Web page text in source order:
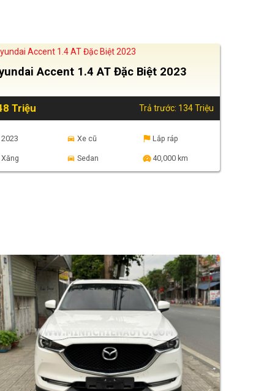
Accent 1.4 AT Đặc Biệt 2023
Triệu Trả trước: 134 Triệu
2023 Xe cũ Lắp ráp
Xăng Sedan 40,000 km